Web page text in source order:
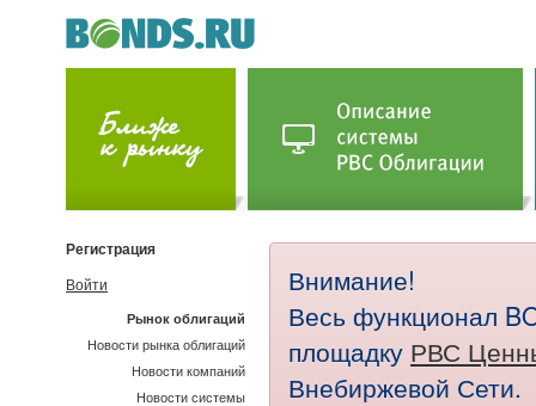
Внимание!
Весь функционал
площадку РВС
Внебиржевой Сети.
Регистрация
Войти
Рынок облигаций
Новости рынка облигаций
Новости компаний
Новости системы